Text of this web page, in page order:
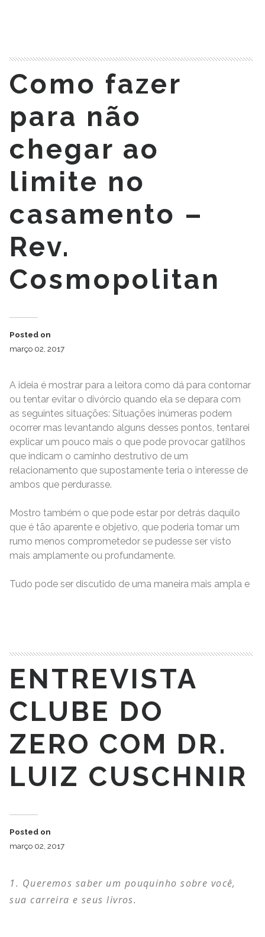
Como fazer
para não
chegar ao
limite no
casamento –
Rev.
Cosmopolitan
Posted on
março 02, 2017
A ideia é mostrar para a leitora como dá para contornar
ou tentar evitar o divórcio quando ela se depara com
as seguintes situações: Situações inúmeras podem
ocorrer mas levantando alguns desses pontos, tentarei
explicar um pouco mais o que pode provocar gatilhos
que indicam o caminho destrutivo de um
relacionamento que supostamente teria o interesse de
ambos que perdurasse.
Mostro também o que pode estar por detrás daquilo
que é tão aparente e objetivo, que poderia tomar um
rumo menos comprometedor se pudesse ser visto
mais amplamente ou profundamente.
Tudo pode ser discutido de uma maneira mais ampla e
ENTREVISTA
CLUBE DO
ZERO COM DR.
LUIZ CUSCHNIR
Posted on
março 02, 2017
Queremos saber um pouquinho sobre você,
sua carreira e seus livros.